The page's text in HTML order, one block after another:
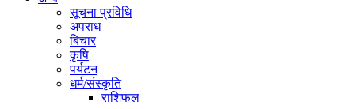
सूचना प्रविधि
अपराध
बिचार
कृषि
पर्यटन
धर्म/संस्कृति
राशिफल